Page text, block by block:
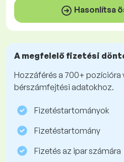
Hasonlítsa
A megfelelő fizetési
Hozzáférés a 700+
bérszámfejtési adatokhoz.
Fizetéstartományok
Fizetéstartomány
Fizetés az ipar számára